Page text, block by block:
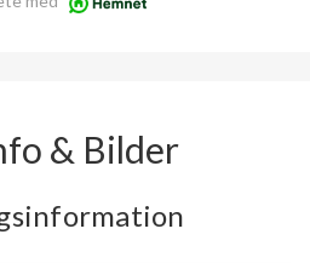
& Bilder